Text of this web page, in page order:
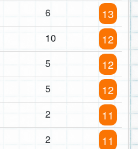
6 13
10 12
5 12
5 12
2 11
2 11